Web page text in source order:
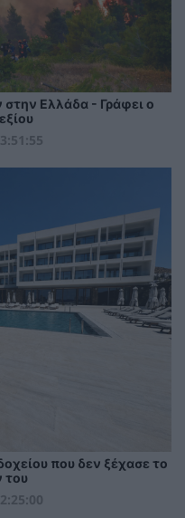
Ελλάδα - Γράφει ο
που δεν ξέχασε το
του